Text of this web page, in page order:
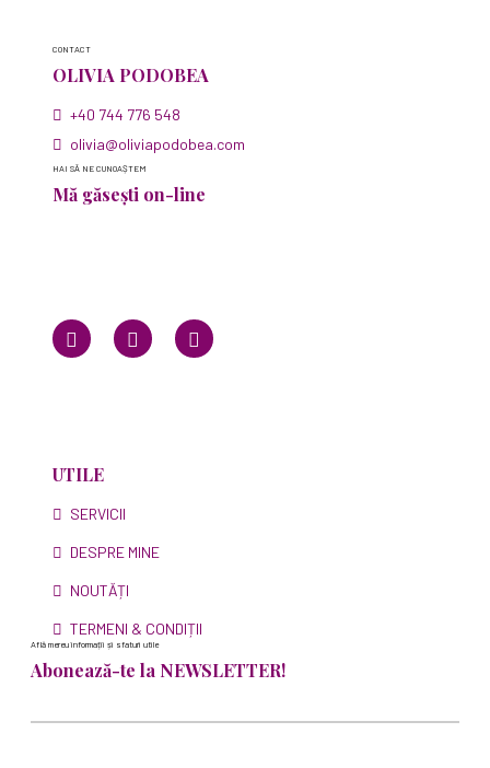
CONTACT
OLIVIA PODOBEA
+40 744 776 548
olivia@oliviapodobea.com
HAI SĂ NE CUNOAȘTEM
Mă găsești on-line
UTILE
SERVICII
DESPRE MINE
NOUTĂȚI
TERMENI & CONDIȚII
Află mereu informații și sfaturi utile
Abonează-te la NEWSLETTER!